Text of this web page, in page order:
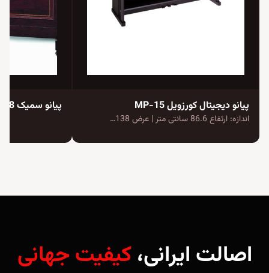
پیانو دیجیتال کورزویل MP-15
اندازه: ارتفاع 86.6 سانتی متر | عرض 138…
پیانو سمیک JS118
اصالت ایرانی،کیفیت جهانی